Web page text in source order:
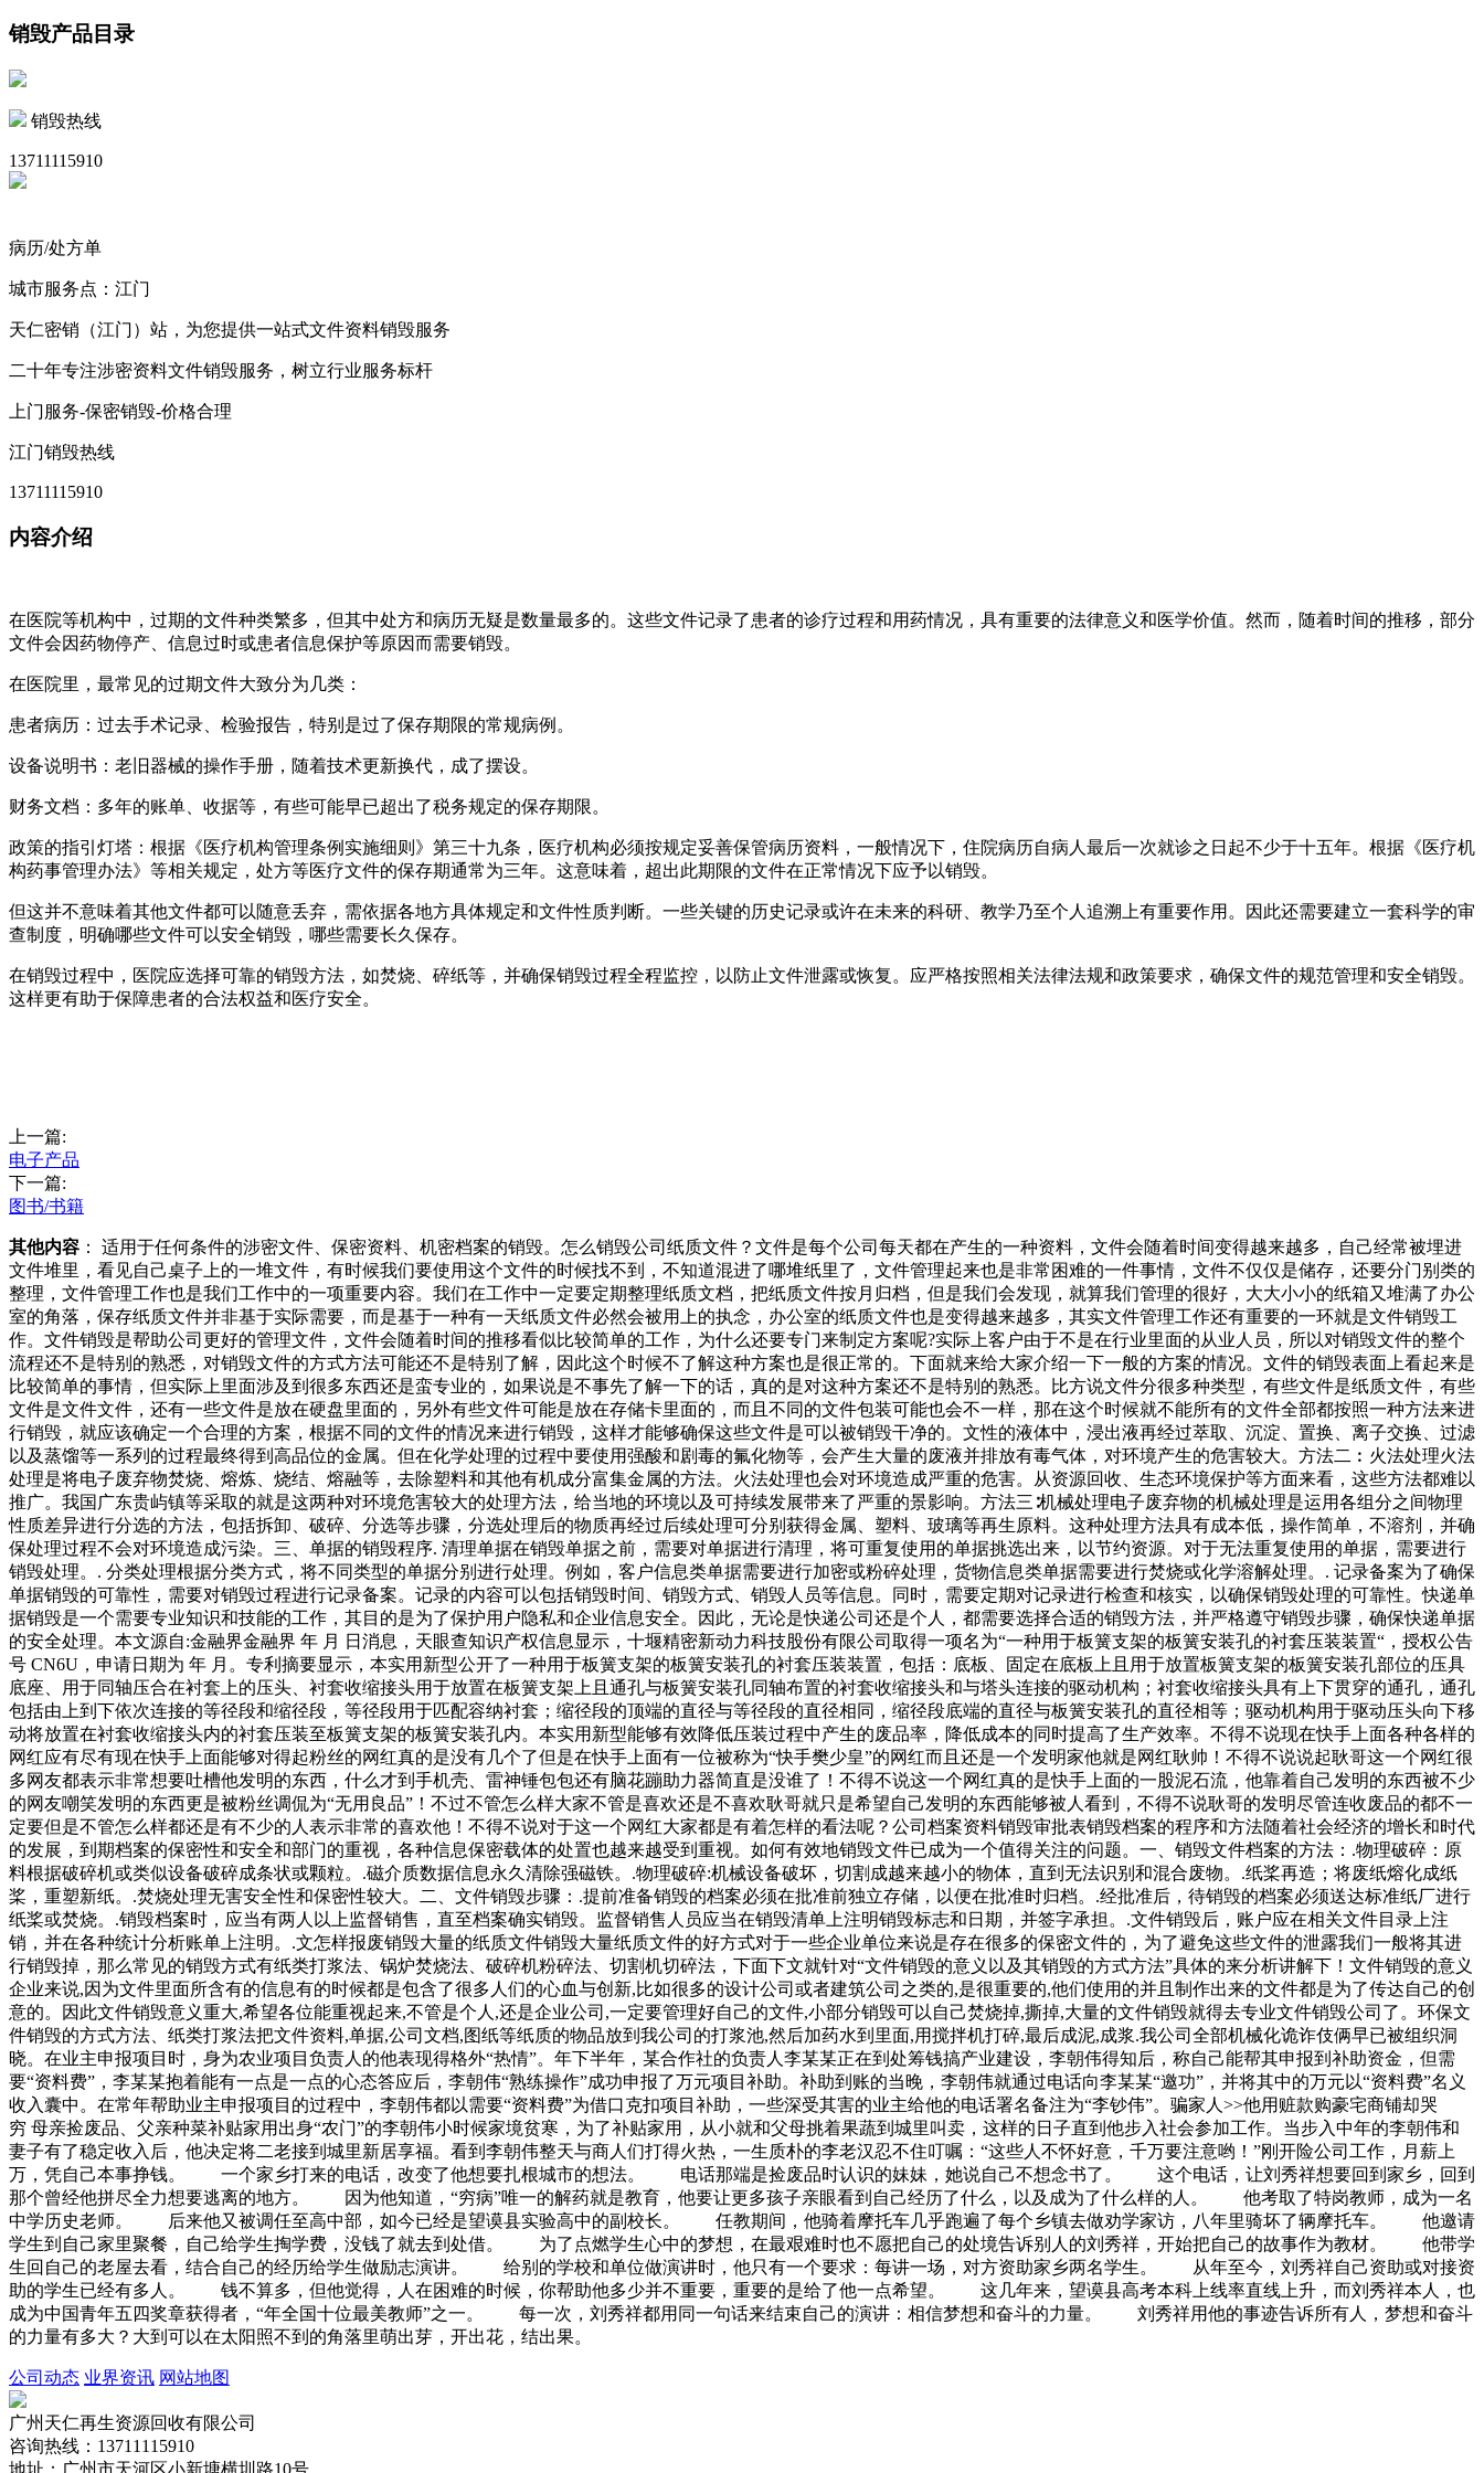
销毁产品目录
销毁热线
13711115910
病历/处方单
城市服务点：江门
天仁密销（江门）站，为您提供一站式文件资料销毁服务
二十年专注涉密资料文件销毁服务，树立行业服务标杆
上门服务-保密销毁-价格合理
江门销毁热线
13711115910
内容介绍
在医院等机构中，过期的文件种类繁多，但其中处方和病历无疑是数量最多的。这些文件记录了患者的诊疗过程和用药情况，具有重要的法律意义和医学价值。然而，随着时间的推移，部分
文件会因药物停产、信息过时或患者信息保护等原因而需要销毁。
在医院里，最常见的过期文件大致分为几类：
患者病历：过去手术记录、检验报告，特别是过了保存期限的常规病例。
设备说明书：老旧器械的操作手册，随着技术更新换代，成了摆设。
财务文档：多年的账单、收据等，有些可能早已超出了税务规定的保存期限。
政策的指引灯塔：根据《医疗机构管理条例实施细则》第三十九条，医疗机构必须按规定妥善保管病历资料，一般情况下，住院病历自病人最后一次就诊之日起不少于十五年。根据《医疗机
构药事管理办法》等相关规定，处方等医疗文件的保存期通常为三年。这意味着，超出此期限的文件在正常情况下应予以销毁。
但这并不意味着其他文件都可以随意丢弃，需依据各地方具体规定和文件性质判断。一些关键的历史记录或许在未来的科研、教学乃至个人追溯上有重要作用。因此还需要建立一套科学的审
查制度，明确哪些文件可以安全销毁，哪些需要长久保存。
在销毁过程中，医院应选择可靠的销毁方法，如焚烧、碎纸等，并确保销毁过程全程监控，以防止文件泄露或恢复。应严格按照相关法律法规和政策要求，确保文件的规范管理和安全销毁。
这样更有助于保障患者的合法权益和医疗安全。
上一篇:
电子产品
下一篇:
图书/书籍
其他内容 ： 适用于任何条件的涉密文件、保密资料、机密档案的销毁。怎么销毁公司纸质文件？文件是每个公司每天都在产生的一种资料，文件会随着时间变得越来越多，自己经常被埋进
文件堆里，看见自己桌子上的一堆文件，有时候我们要使用这个文件的时候找不到，不知道混进了哪堆纸里了，文件管理起来也是非常困难的一件事情，文件不仅仅是储存，还要分门别类的
整理，文件管理工作也是我们工作中的一项重要内容。我们在工作中一定要定期整理纸质文档，把纸质文件按月归档，但是我们会发现，就算我们管理的很好，大大小小的纸箱又堆满了办公
室的角落，保存纸质文件并非基于实际需要，而是基于一种有一天纸质文件必然会被用上的执念，办公室的纸质文件也是变得越来越多，其实文件管理工作还有重要的一环就是文件销毁工
作。文件销毁是帮助公司更好的管理文件，文件会随着时间的推移看似比较简单的工作，为什么还要专门来制定方案呢?实际上客户由于不是在行业里面的从业人员，所以对销毁文件的整个
流程还不是特别的熟悉，对销毁文件的方式方法可能还不是特别了解，因此这个时候不了解这种方案也是很正常的。下面就来给大家介绍一下一般的方案的情况。文件的销毁表面上看起来是
比较简单的事情，但实际上里面涉及到很多东西还是蛮专业的，如果说是不事先了解一下的话，真的是对这种方案还不是特别的熟悉。比方说文件分很多种类型，有些文件是纸质文件，有些
文件是文件文件，还有一些文件是放在硬盘里面的，另外有些文件可能是放在存储卡里面的，而且不同的文件包装可能也会不一样，那在这个时候就不能所有的文件全部都按照一种方法来进
行销毁，就应该确定一个合理的方案，根据不同的文件的情况来进行销毁，这样才能够确保这些文件是可以被销毁干净的。文性的液体中，浸出液再经过萃取、沉淀、置换、离子交换、过滤
以及蒸馏等一系列的过程最终得到高品位的金属。但在化学处理的过程中要使用强酸和剧毒的氟化物等，会产生大量的废液并排放有毒气体，对环境产生的危害较大。方法二︰火法处理火法
处理是将电子废弃物焚烧、熔炼、烧结、熔融等，去除塑料和其他有机成分富集金属的方法。火法处理也会对环境造成严重的危害。从资源回收、生态环境保护等方面来看，这些方法都难以
推广。我国广东贵屿镇等采取的就是这两种对环境危害较大的处理方法，给当地的环境以及可持续发展带来了严重的景影响。方法三∶机械处理电子废弃物的机械处理是运用各组分之间物理
性质差异进行分选的方法，包括拆卸、破碎、分选等步骤，分选处理后的物质再经过后续处理可分别获得金属、塑料、玻璃等再生原料。这种处理方法具有成本低，操作简单，不溶剂，并确
保处理过程不会对环境造成污染。三、单据的销毁程序. 清理单据在销毁单据之前，需要对单据进行清理，将可重复使用的单据挑选出来，以节约资源。对于无法重复使用的单据，需要进行
销毁处理。. 分类处理根据分类方式，将不同类型的单据分别进行处理。例如，客户信息类单据需要进行加密或粉碎处理，货物信息类单据需要进行焚烧或化学溶解处理。. 记录备案为了确保
单据销毁的可靠性，需要对销毁过程进行记录备案。记录的内容可以包括销毁时间、销毁方式、销毁人员等信息。同时，需要定期对记录进行检查和核实，以确保销毁处理的可靠性。快递单
据销毁是一个需要专业知识和技能的工作，其目的是为了保护用户隐私和企业信息安全。因此，无论是快递公司还是个人，都需要选择合适的销毁方法，并严格遵守销毁步骤，确保快递单据
的安全处理。本文源自:金融界金融界 年 月 日消息，天眼查知识产权信息显示，十堰精密新动力科技股份有限公司取得一项名为“一种用于板簧支架的板簧安装孔的衬套压装装置“，授权公告
号 CN6U，申请日期为 年 月。专利摘要显示，本实用新型公开了一种用于板簧支架的板簧安装孔的衬套压装装置，包括：底板、固定在底板上且用于放置板簧支架的板簧安装孔部位的压具
底座、用于同轴压合在衬套上的压头、衬套收缩接头用于放置在板簧支架上且通孔与板簧安装孔同轴布置的衬套收缩接头和与塔头连接的驱动机构；衬套收缩接头具有上下贯穿的通孔，通孔
包括由上到下依次连接的等径段和缩径段，等径段用于匹配容纳衬套；缩径段的顶端的直径与等径段的直径相同，缩径段底端的直径与板簧安装孔的直径相等；驱动机构用于驱动压头向下移
动将放置在衬套收缩接头内的衬套压装至板簧支架的板簧安装孔内。本实用新型能够有效降低压装过程中产生的废品率，降低成本的同时提高了生产效率。不得不说现在快手上面各种各样的
网红应有尽有现在快手上面能够对得起粉丝的网红真的是没有几个了但是在快手上面有一位被称为“快手樊少皇”的网红而且还是一个发明家他就是网红耿帅！不得不说说起耿哥这一个网红很
多网友都表示非常想要吐槽他发明的东西，什么才到手机壳、雷神锤包包还有脑花蹦助力器简直是没谁了！不得不说这一个网红真的是快手上面的一股泥石流，他靠着自己发明的东西被不少
的网友嘲笑发明的东西更是被粉丝调侃为“无用良品”！不过不管怎么样大家不管是喜欢还是不喜欢耿哥就只是希望自己发明的东西能够被人看到，不得不说耿哥的发明尽管连收废品的都不一
定要但是不管怎么样都还是有不少的人表示非常的喜欢他！不得不说对于这一个网红大家都是有着怎样的看法呢？公司档案资料销毁审批表销毁档案的程序和方法随着社会经济的增长和时代
的发展，到期档案的保密性和安全和部门的重视，各种信息保密载体的处置也越来越受到重视。如何有效地销毁文件已成为一个值得关注的问题。一、销毁文件档案的方法：.物理破碎：原
料根据破碎机或类似设备破碎成条状或颗粒。.磁介质数据信息永久清除强磁铁。.物理破碎:机械设备破坏，切割成越来越小的物体，直到无法识别和混合废物。.纸桨再造；将废纸熔化成纸
桨，重塑新纸。.焚烧处理无害安全性和保密性较大。二、文件销毁步骤：.提前准备销毁的档案必须在批准前独立存储，以便在批准时归档。.经批准后，待销毁的档案必须送达标准纸厂进行
纸桨或焚烧。.销毁档案时，应当有两人以上监督销售，直至档案确实销毁。监督销售人员应当在销毁清单上注明销毁标志和日期，并签字承担。.文件销毁后，账户应在相关文件目录上注
销，并在各种统计分析账单上注明。.文怎样报废销毁大量的纸质文件销毁大量纸质文件的好方式对于一些企业单位来说是存在很多的保密文件的，为了避免这些文件的泄露我们一般将其进
行销毁掉，那么常见的销毁方式有纸类打浆法、锅炉焚烧法、破碎机粉碎法、切割机切碎法，下面下文就针对“文件销毁的意义以及其销毁的方式方法”具体的来分析讲解下！文件销毁的意义
企业来说,因为文件里面所含有的信息有的时候都是包含了很多人们的心血与创新,比如很多的设计公司或者建筑公司之类的,是很重要的,他们使用的并且制作出来的文件都是为了传达自己的创
意的。因此文件销毁意义重大,希望各位能重视起来,不管是个人,还是企业公司,一定要管理好自己的文件,小部分销毁可以自己焚烧掉,撕掉,大量的文件销毁就得去专业文件销毁公司了。环保文
件销毁的方式方法、纸类打浆法把文件资料,单据,公司文档,图纸等纸质的物品放到我公司的打浆池,然后加药水到里面,用搅拌机打碎,最后成泥,成浆.我公司全部机械化诡诈伎俩早已被组织洞
晓。在业主申报项目时，身为农业项目负责人的他表现得格外“热情”。年下半年，某合作社的负责人李某某正在到处筹钱搞产业建设，李朝伟得知后，称自己能帮其申报到补助资金，但需
要“资料费”，李某某抱着能有一点是一点的心态答应后，李朝伟“熟练操作”成功申报了万元项目补助。补助到账的当晚，李朝伟就通过电话向李某某“邀功”，并将其中的万元以“资料费”名义
收入囊中。在常年帮助业主申报项目的过程中，李朝伟都以需要“资料费”为借口克扣项目补助，一些深受其害的业主给他的电话署名备注为“李钞伟”。骗家人>>他用赃款购豪宅商铺却哭
穷 母亲捡废品、父亲种菜补贴家用出身“农门”的李朝伟小时候家境贫寒，为了补贴家用，从小就和父母挑着果蔬到城里叫卖，这样的日子直到他步入社会参加工作。当步入中年的李朝伟和
妻子有了稳定收入后，他决定将二老接到城里新居享福。看到李朝伟整天与商人们打得火热，一生质朴的李老汉忍不住叮嘱：“这些人不怀好意，千万要注意哟！”刚开险公司工作，月薪上
万，凭自己本事挣钱。 一个家乡打来的电话，改变了他想要扎根城市的想法。 电话那端是捡废品时认识的妹妹，她说自己不想念书了。 这个电话，让刘秀祥想要回到家乡，回到
那个曾经他拼尽全力想要逃离的地方。 因为他知道，“穷病”唯一的解药就是教育，他要让更多孩子亲眼看到自己经历了什么，以及成为了什么样的人。 他考取了特岗教师，成为一名
中学历史老师。 后来他又被调任至高中部，如今已经是望谟县实验高中的副校长。 任教期间，他骑着摩托车几乎跑遍了每个乡镇去做劝学家访，八年里骑坏了辆摩托车。 他邀请
学生到自己家里聚餐，自己给学生掏学费，没钱了就去到处借。 为了点燃学生心中的梦想，在最艰难时也不愿把自己的处境告诉别人的刘秀祥，开始把自己的故事作为教材。 他带学
生回自己的老屋去看，结合自己的经历给学生做励志演讲。 给别的学校和单位做演讲时，他只有一个要求：每讲一场，对方资助家乡两名学生。 从年至今，刘秀祥自己资助或对接资
助的学生已经有多人。 钱不算多，但他觉得，人在困难的时候，你帮助他多少并不重要，重要的是给了他一点希望。 这几年来，望谟县高考本科上线率直线上升，而刘秀祥本人，也
成为中国青年五四奖章获得者，“年全国十位最美教师”之一。 每一次，刘秀祥都用同一句话来结束自己的演讲：相信梦想和奋斗的力量。 刘秀祥用他的事迹告诉所有人，梦想和奋斗
的力量有多大？大到可以在太阳照不到的角落里萌出芽，开出花，结出果。
公司动态 业界资讯 网站地图
广州天仁再生资源回收有限公司
咨询热线：13711115910